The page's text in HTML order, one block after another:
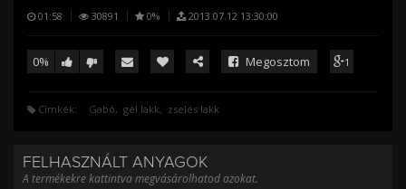
01:58 30891 0% 2013.07.12 13:30:00
0% Megosztom 1
Címkék: Gabó gél lakk zselés lakk
FELHASZNÁLT ANYAGOK
A termékekre kattintva megvásárolhatod azokat.